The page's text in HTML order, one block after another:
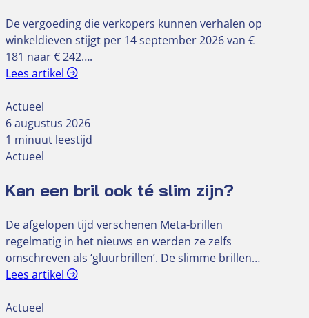
De vergoeding die verkopers kunnen verhalen op
winkeldieven stijgt per 14 september 2026 van €
181 naar € 242….
Lees artikel
Actueel
6 augustus 2026
1 minuut leestijd
Actueel
Kan een bril ook té slim zijn?
De afgelopen tijd verschenen Meta-brillen
regelmatig in het nieuws en werden ze zelfs
omschreven als ‘gluurbrillen’. De slimme brillen…
Lees artikel
Actueel